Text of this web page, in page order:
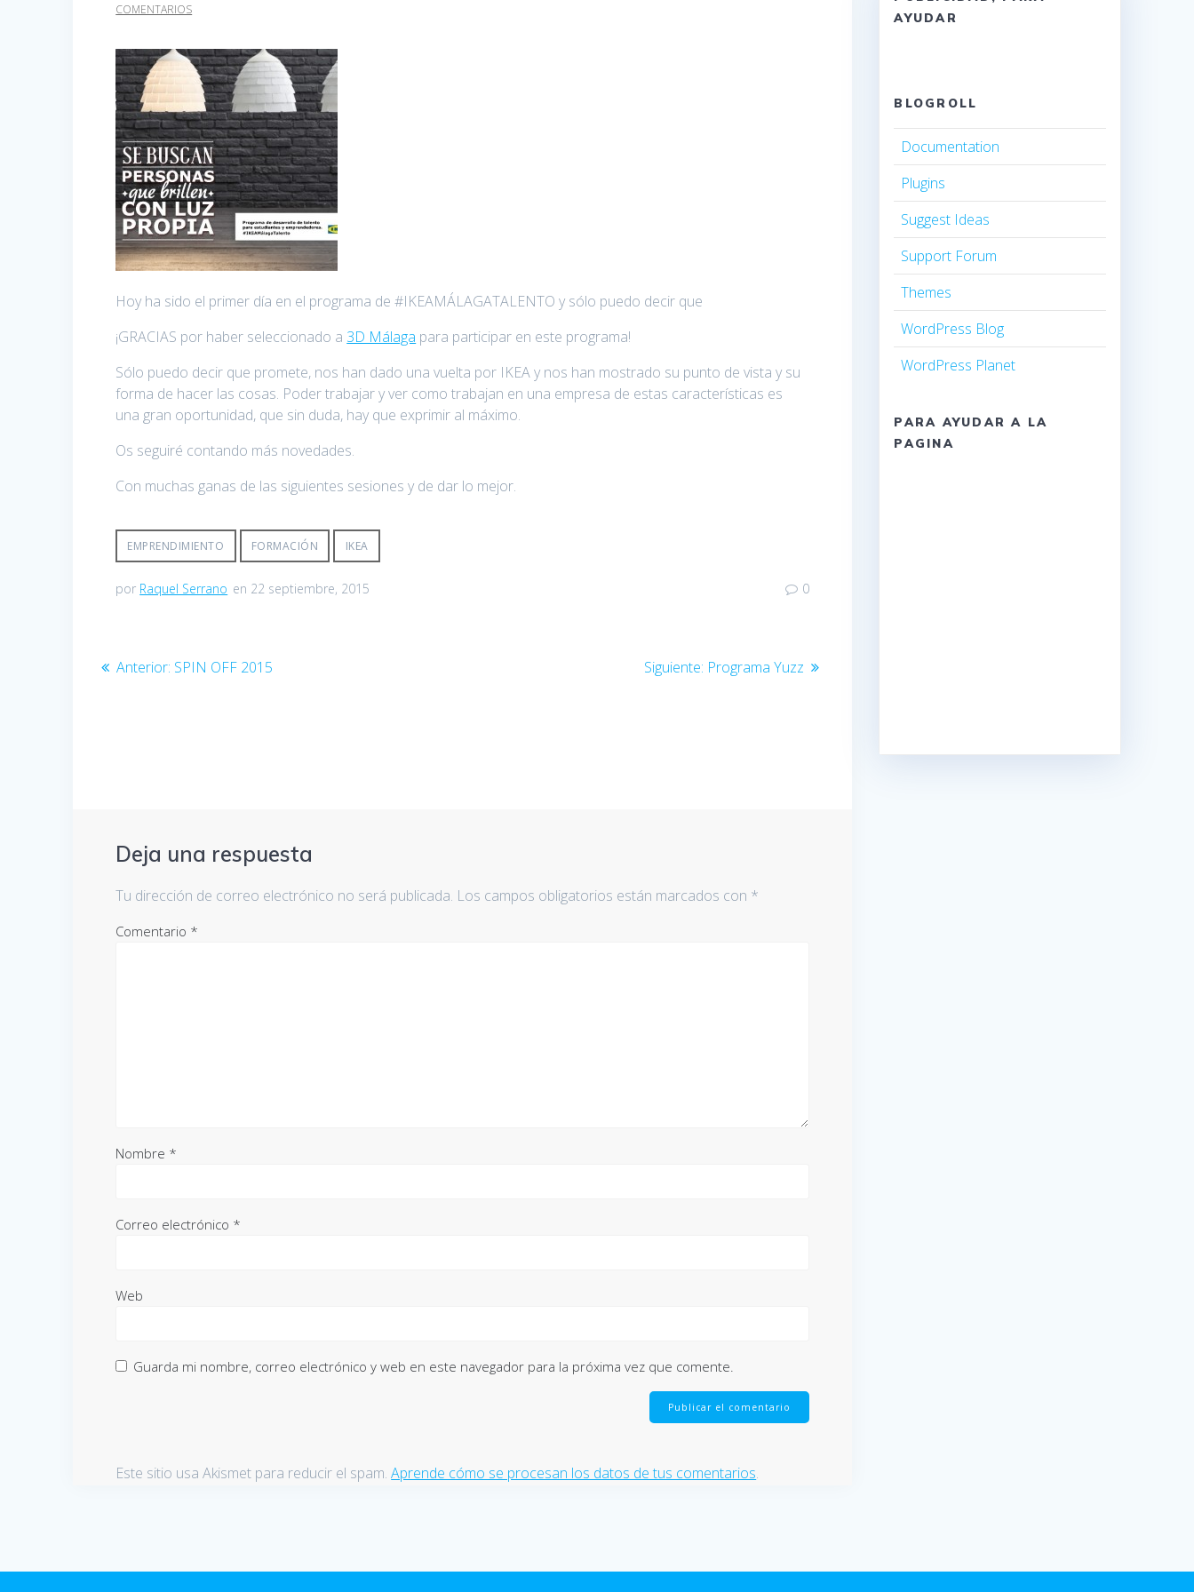
COMENTARIOS
Hoy ha sido el primer día en el programa de #IKEAMÁLAGATALENTO y sólo puedo decir que
¡GRACIAS por haber seleccionado a 3D Málaga para participar en este programa!
Sólo puedo decir que promete, nos han dado una vuelta por IKEA y nos han mostrado su punto de vista y su
forma de hacer las cosas. Poder trabajar y ver como trabajan en una empresa de estas características es
una gran oportunidad, que sin duda, hay que exprimir al máximo.
Os seguiré contando más novedades.
Con muchas ganas de las siguientes sesiones y de dar lo mejor.
EMPRENDIMIENTO FORMACIÓN IKEA
por Raquel Serrano en 22 septiembre, 2015 0
Navegación
Anterior: Entrada
SPIN OFF 2015 Siguiente: Entrada
Programa Yuzz
Deja una respuesta
Tu dirección de correo electrónico no será publicada. Los campos obligatorios están marcados con *
Comentario *
Nombre *
Correo electrónico *
Web
Guarda mi nombre, correo electrónico y web en este navegador para la próxima vez que comente.
Este sitio usa Akismet para reducir el spam.Aprende cómo se procesan los datos de tus comentarios.
AYUDAR
BLOGROLL
Documentation
Plugins
Suggest Ideas
Support Forum
Themes
WordPress Blog
WordPress Planet
PARA AYUDAR A LA
PAGINA